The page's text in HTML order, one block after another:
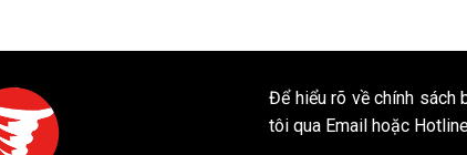
Để hiểu rõ về chính sách
tôi qua Email hoặc